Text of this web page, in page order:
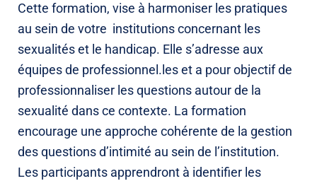
Cette formation, vise à harmoniser les pratiques
au sein de votre institutions concernant les
sexualités et le handicap. Elle s’adresse aux
équipes de professionnel.les et a pour objectif de
professionnaliser les questions autour de la
sexualité dans ce contexte. La formation
encourage une approche cohérente de la gestion
des questions d’intimité au sein de l’institution.
Les participants apprendront à identifier les